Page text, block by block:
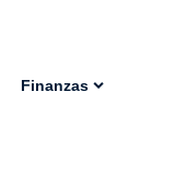
Finanzas